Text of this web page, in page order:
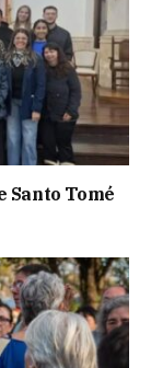
Santo Tomé